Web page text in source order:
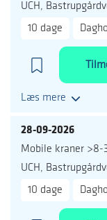
UCH,
10 dage
Læs mere
28-09-2026
Mobile kraner
UCH,
10 dage